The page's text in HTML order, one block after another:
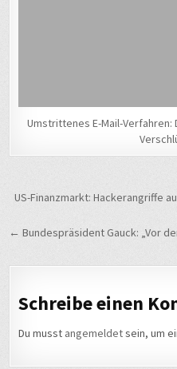
Umstrittenes E-Mail-
US-Finanzmarkt: Hackerangriffe
← Bundespräsident Gauck: „Vor
Schreibe einen
Du musst angemeldetsein, um